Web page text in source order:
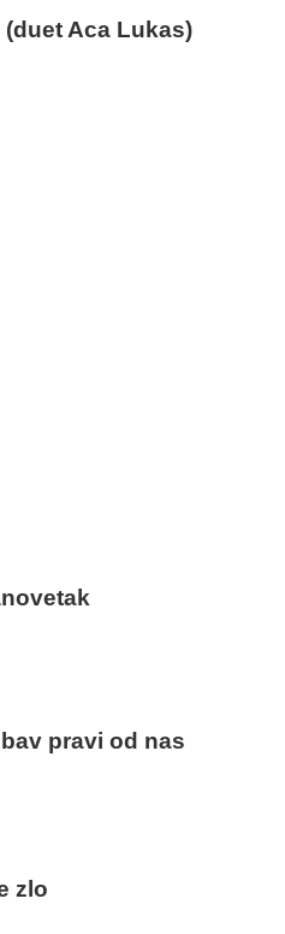
Aca Lukas)
pravi od nas
zlo